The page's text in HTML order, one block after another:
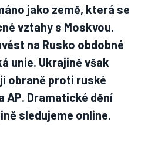
jako země, která se
vztahy s Moskvou.
na Rusko obdobné
unie. Ukrajině však
obraně proti ruské
AP. Dramatické dění
sledujeme online.